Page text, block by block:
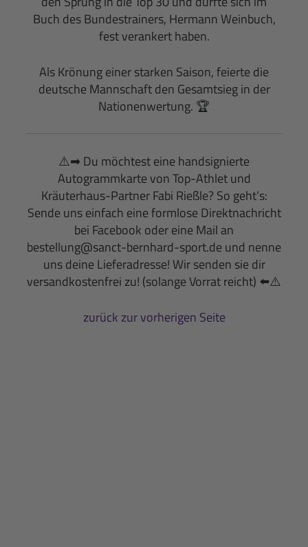
Buch des Bundestrainers, Hermann Weinbuch,
fest verankert haben.
Als Krönung einer starken Saison, feierte die
deutsche Mannschaft den Gesamtsieg in der
Nationenwertung. 🏆
⚠️➡Du möchtest eine handsignierte
Autogrammkarte von Top-Athlet und
Kräuterhaus-Partner Fabi Rießle? So geht‘s:
Sende uns einfach eine formlose Direktnachricht
bei Facebook oder eine Mail an
bestellung@sanct-bernhard-sport.de und nenne
uns deine Lieferadresse! Wir senden sie dir
versandkostenfrei zu! (solange Vorrat reicht) ⬅️⚠️
zurück zur vorherigen Seite